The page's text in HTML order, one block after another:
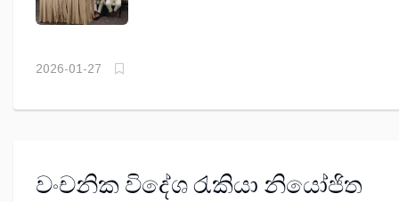
2026-01-27
වංචනික විදේශ රැකියා නියෝජිත